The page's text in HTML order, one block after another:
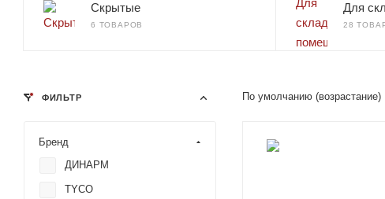
Скрытые
6 ТОВАРОВ
Для
28
По умолчанию (возрастание)
ФИЛЬТР
Бренд
ДИНАРМ
TYCO